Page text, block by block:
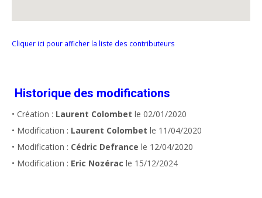
Cliquer ici pour afficher la liste des contributeurs
Historique des modifications
• Création : Laurent Colombet le 02/01/2020
• Modification : Laurent Colombet le 11/04/2020
• Modification : Cédric Defrance le 12/04/2020
• Modification : Eric Nozérac le 15/12/2024